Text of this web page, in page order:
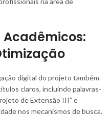
Acadêmicos:
digital do projeto também
claros, incluindo palavras-
de Extensão III” e
nos mecanismos de busca.